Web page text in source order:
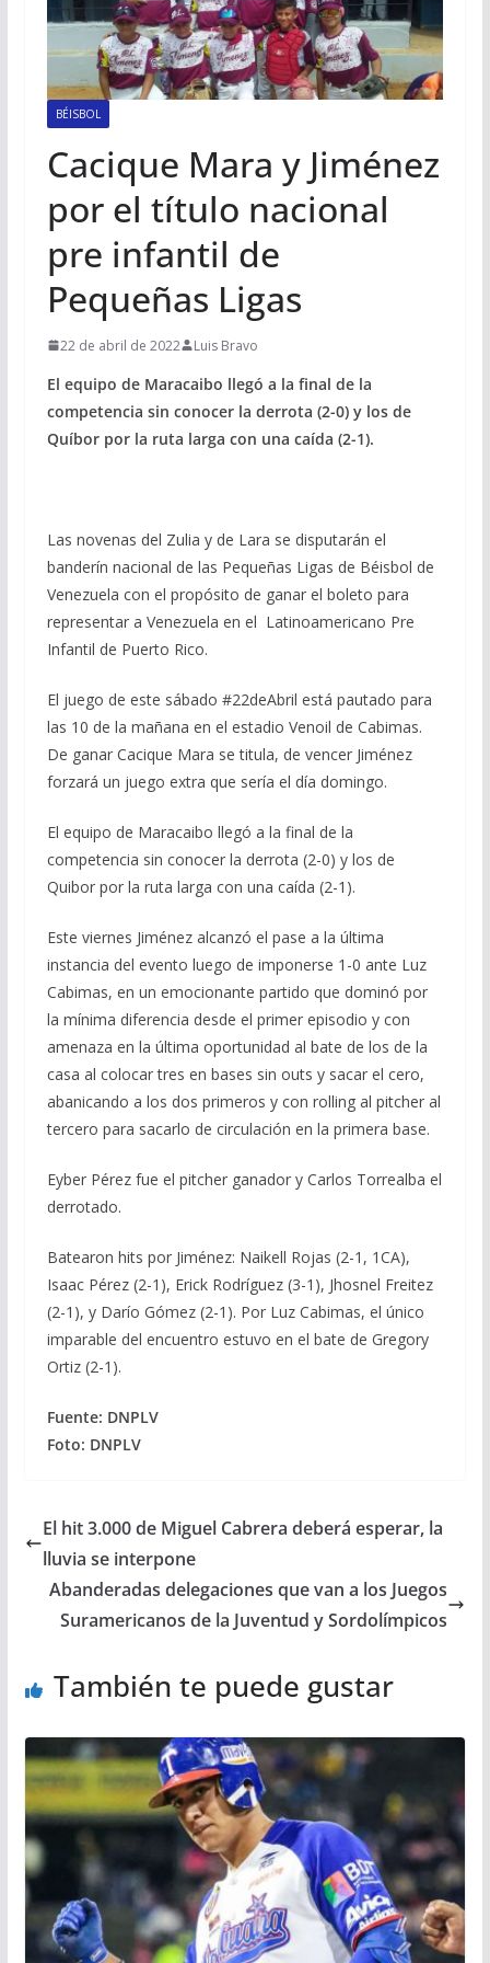
BÉISBOL
Cacique Mara y Jiménez
por el título nacional
pre infantil de
Pequeñas Ligas
22 de abril de 2022 Luis Bravo
El equipo de Maracaibo llegó a la final de la
competencia sin conocer la derrota (2-0) y los de
Quíbor por la ruta larga con una caída (2-1).
Las novenas del Zulia y de Lara se disputarán el
banderín nacional de las Pequeñas Ligas de Béisbol de
Venezuela con el propósito de ganar el boleto para
representar a Venezuela en el Latinoamericano Pre
Infantil de Puerto Rico.
El juego de este sábado #22deAbril está pautado para
las 10 de la mañana en el estadio Venoil de Cabimas.
De ganar Cacique Mara se titula, de vencer Jiménez
forzará un juego extra que sería el día domingo.
El equipo de Maracaibo llegó a la final de la
competencia sin conocer la derrota (2-0) y los de
Quibor por la ruta larga con una caída (2-1).
Este viernes Jiménez alcanzó el pase a la última
instancia del evento luego de imponerse 1-0 ante Luz
Cabimas, en un emocionante partido que dominó por
la mínima diferencia desde el primer episodio y con
amenaza en la última oportunidad al bate de los de la
casa al colocar tres en bases sin outs y sacar el cero,
abanicando a los dos primeros y con rolling al pitcher al
tercero para sacarlo de circulación en la primera base.
Eyber Pérez fue el pitcher ganador y Carlos Torrealba el
derrotado.
Batearon hits por Jiménez: Naikell Rojas (2-1, 1CA),
Isaac Pérez (2-1), Erick Rodríguez (3-1), Jhosnel Freitez
(2-1), y Darío Gómez (2-1). Por Luz Cabimas, el único
imparable del encuentro estuvo en el bate de Gregory
Ortiz (2-1).
Fuente: DNPLV
Foto: DNPLV
El hit 3.000 de Miguel Cabrera deberá esperar, la
lluvia se interpone
Abanderadas delegaciones que van a los Juegos
Suramericanos de la Juventud y Sordolímpicos
También te puede gustar